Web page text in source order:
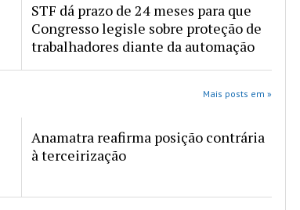
STF dá prazo de 24 meses para que
Congresso legisle sobre proteção de
trabalhadores diante da automação
Mais posts em »
Anamatra reafirma posição contrária
à terceirização